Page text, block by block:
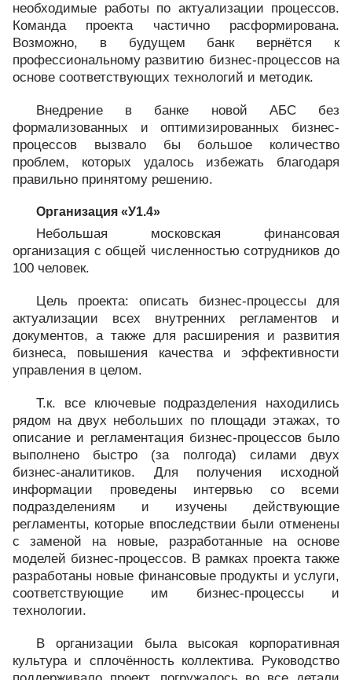
необходимые работы по актуализации процессов.
Команда проекта частично расформирована.
Возможно, в будущем банк вернётся к
профессиональному развитию бизнес-процессов на
основе соответствующих технологий и методик.
Внедрение в банке новой АБС без
формализованных и оптимизированных бизнес-
процессов вызвало бы большое количество
проблем, которых удалось избежать благодаря
правильно принятому решению.
Организация «У1.4»
Небольшая московская финансовая
организация с общей численностью сотрудников до
100 человек.
Цель проекта: описать бизнес-процессы для
актуализации всех внутренних регламентов и
документов, а также для расширения и развития
бизнеса, повышения качества и эффективности
управления в целом.
Т.к. все ключевые подразделения находились
рядом на двух небольших по площади этажах, то
описание и регламентация бизнес-процессов было
выполнено быстро (за полгода) силами двух
бизнес-аналитиков. Для получения исходной
информации проведены интервью со всеми
подразделениям и изучены действующие
регламенты, которые впоследствии были отменены
с заменой на новые, разработанные на основе
моделей бизнес-процессов. В рамках проекта также
разработаны новые финансовые продукты и услуги,
соответствующие им бизнес-процессы и
технологии.
В организации была высокая корпоративная
культура и сплочённость коллектива. Руководство